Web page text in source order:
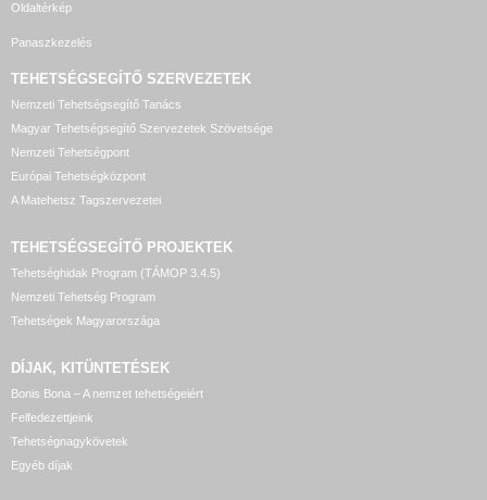
Oldaltérkép
Panaszkezelés
TEHETSÉGSEGÍTŐ SZERVEZETEK
Nemzeti Tehetségsegítő Tanács
Magyar Tehetségsegítő Szervezetek Szövetsége
Nemzeti Tehetségpont
Európai Tehetségközpont
A Matehetsz Tagszervezetei
TEHETSÉGSEGÍTŐ PROJEKTEK
Tehetséghidak Program (TÁMOP 3.4.5)
Nemzeti Tehetség Program
Tehetségek Magyarországa
DÍJAK, KITÜNTETÉSEK
Bonis Bona – A nemzet tehetségeiért
Felfedezettjeink
Tehetségnagykövetek
Egyéb díjak